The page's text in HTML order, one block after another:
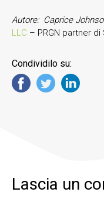
Autore: Caprice
LLC – PRGN partner
Condividilo su:
Lascia un